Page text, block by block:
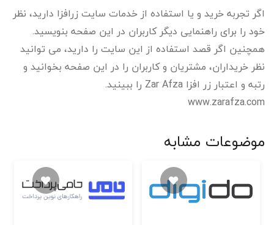
اگر تجربه خرید و یا استفاده از خدمات سایت زرافزا دارید، نظر
خود را برای راهنمایی دیگر کاربران در این صفحه بنویسید.
همچنین اگر قصد استفاده از این سایت را دارید، می توانید
نظر خریداران، مشتریان و کاربران را در این صفحه بخوانید و
رتبه و اعتبار زر افزا Zar Afza را ببینید.
www.zarafza.com
موضوعات مشابه